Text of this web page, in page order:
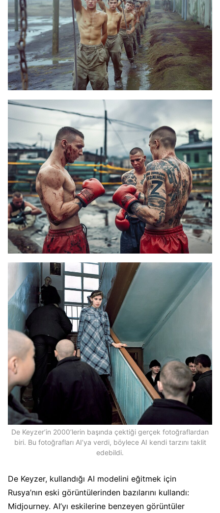
De Keyzer’in 2000’lerin başında çektiği gerçek fotoğraflardan
biri. Bu fotoğrafları AI’ya verdi, böylece AI kendi tarzını taklit
edebildi.
De Keyzer, kullandığı AI modelini eğitmek için
Rusya’nın eski görüntülerinden bazılarını kullandı:
Midjourney. AI’yı eskilerine benzeyen görüntüler